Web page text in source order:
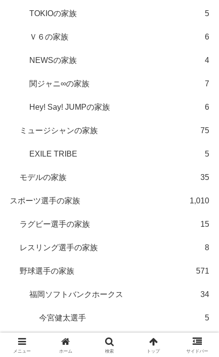
TOKIOの家族 5
Ｖ６の家族 6
NEWSの家族 4
関ジャニ∞の家族 7
Hey! Say! JUMPの家族 6
ミュージシャンの家族 75
EXILE TRIBE 5
モデルの家族 35
スポーツ選手の家族 1,010
ラグビー選手の家族 15
レスリング選手の家族 8
野球選手の家族 571
福岡ソフトバンクホークス 34
今宮健太選手 5
柳田悠岐選手
メニュー ホーム 検索 トップ サイドバー